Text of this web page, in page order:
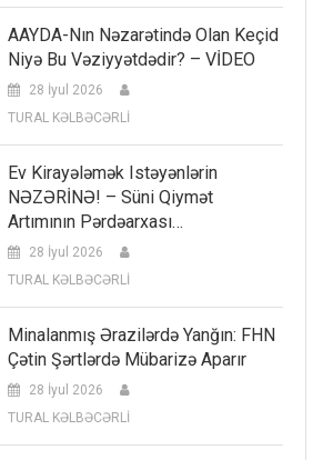
AAYDA-Nın Nəzarətində Olan Keçid
Niyə Bu Vəziyyətdədir? – VİDEO
28 İyul 2026
TURAL KƏLBƏCƏRLİ
Ev Kirayələmək Istəyənlərin
NƏZƏRİNƏ! – Süni Qiymət
Artımının Pərdəarxası…
28 İyul 2026
TURAL KƏLBƏCƏRLİ
Minalanmış Ərazilərdə Yanğın: FHN
Çətin Şərtlərdə Mübarizə Aparır
28 İyul 2026
TURAL KƏLBƏCƏRLİ